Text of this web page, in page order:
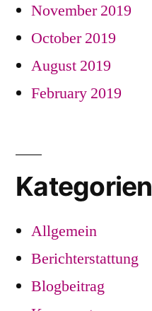
November 2019
October 2019
August 2019
February 2019
Kategorien
Allgemein
Berichterstattung
Blogbeitrag